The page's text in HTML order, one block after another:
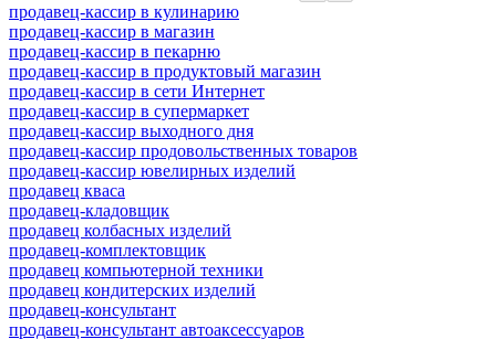
продавец-кассир в кулинарию
продавец-кассир в магазин
продавец-кассир в пекарню
продавец-кассир в продуктовый магазин
продавец-кассир в сети Интернет
продавец-кассир в супермаркет
продавец-кассир выходного дня
продавец-кассир продовольственных товаров
продавец-кассир ювелирных изделий
продавец кваса
продавец-кладовщик
продавец колбасных изделий
продавец-комплектовщик
продавец компьютерной техники
продавец кондитерских изделий
продавец-консультант
продавец-консультант автоаксессуаров